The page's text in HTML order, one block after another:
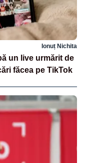
Ionuț Nichita
un live urmărit de
făcea pe TikTok